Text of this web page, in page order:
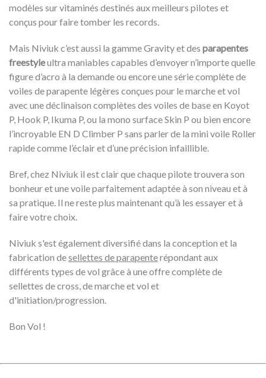
modèles sur vitaminés destinés aux meilleurs pilotes et
conçus pour faire tomber les records.
Mais Niviuk c’est aussi la gamme Gravity et des parapentes
freestyleultra maniables capables d’envoyer n’importe quelle
figure d’acro à la demande ou encore une série complète de
voiles de parapente légères conçues pour le marche et vol
avec une déclinaison complètes des voiles de base en Koyot
P, Hook P, Ikuma P, ou la mono surface Skin P ou bien encore
l’incroyable EN D Climber P sans parler de la mini voile Roller
rapide comme l’éclair et d’une précision infaillible.
Bref, chez Niviuk il est clair que chaque pilote trouvera son
bonheur et une voile parfaitement adaptée à son niveau et à
sa pratique. Il ne reste plus maintenant qu’à les essayer et à
faire votre choix.
Niviuk s'est également diversifié dans la conception et la
fabrication desellettes de parapenterépondant aux
différents types de vol grâce à une offre complète de
sellettes de cross, de marche et vol et
d'initiation/progression.
Bon Vol !